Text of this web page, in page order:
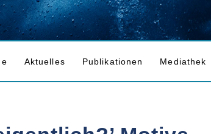
Aktuelles Publikationen Mediathek